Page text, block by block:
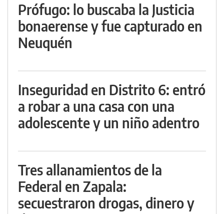
Prófugo: lo buscaba la Justicia
bonaerense y fue capturado en
Neuquén
Inseguridad en Distrito 6: entró
a robar a una casa con una
adolescente y un niño adentro
Tres allanamientos de la
Federal en Zapala:
secuestraron drogas, dinero y